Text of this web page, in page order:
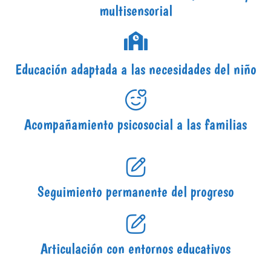
multisensorial
Educación adaptada a las necesidades del niño
Acompañamiento psicosocial a las familias
Seguimiento permanente del progreso
Articulación con entornos educativos